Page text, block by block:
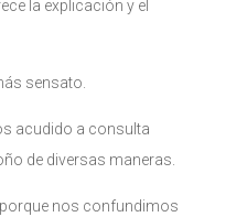
la explicación y el
sensato.
acudido a consulta
de diversas maneras.
nos confundimos